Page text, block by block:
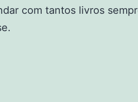
com tantos livros